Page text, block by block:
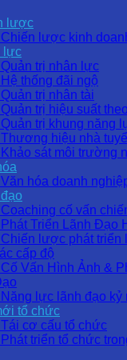
lược
Chiến lược kinh
lực
Quản trị nhân lực
Hệ thống đãi ngộ
Quản trị nhân tài
Quản trị hiệu suất
Quản trị khung năng
Thương hiệu nhà
Khảo sát môi trường
Văn hóa doanh
Coaching cố vấn
Phát Triển Lãnh Đạo
Chiến lược phát triển
cấp độ
Cố Vấn Hình Ảnh &
Năng lực lãnh đạo kỷ
tổ chức
Tái cơ cấu tổ chức
Phát triển tổ chức